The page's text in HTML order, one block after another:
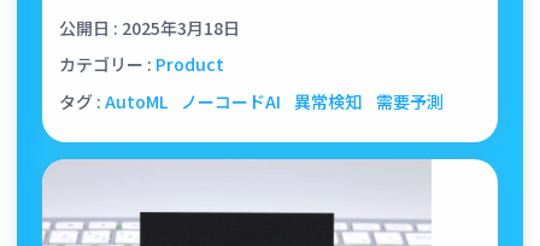
公開日 : 2025年3月18日
カテゴリー : Product
タグ : AutoML ノーコードAI 異常検知 需要予測